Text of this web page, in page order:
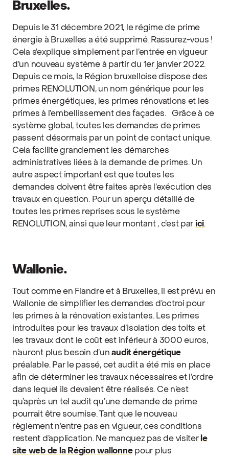
Bruxelles.
Depuis le 31 décembre 2021, le régime de prime
énergie à Bruxelles a été supprimé. Rassurez-vous !
Cela s’explique simplement par l’entrée en vigueur
d’un nouveau système à partir du 1er janvier 2022.
Depuis ce mois, la Région bruxelloise dispose des
primes RENOLUTION, un nom générique pour les
primes énergétiques, les primes rénovations et les
primes à l’embellissement des façades.
Grâce à ce
système global, toutes les demandes de primes
passent désormais par un point de contact unique.
Cela facilite grandement les démarches
administratives liées à la demande de primes. Un
autre aspect important est que toutes les
demandes doivent être faites après l’exécution des
travaux en question. Pour un aperçu détaillé de
toutes les primes reprises sous le système
RENOLUTION, ainsi que leur montant , c’est par ici.
Wallonie.
Tout comme en Flandre et à Bruxelles, il est prévu en
Wallonie de simplifier les demandes d’octroi pour
les primes à la rénovation existantes. Les primes
introduites pour les travaux d’isolation des toits et
les travaux dont le coût est inférieur à 3000 euros,
n’auront plus besoin d’unaudit énergétique
préalable. Par le passé, cet audit a été mis en place
afin de déterminer les travaux nécessaires et l’ordre
dans lequel ils devaient être réalisés. Ce n’est
qu’après un tel audit qu’une demande de prime
pourrait être soumise. Tant que le nouveau
règlement n’entre pas en vigueur, ces conditions
restent d’application. Ne manquez pas de visiter le
site web de la Région wallonnepour plus